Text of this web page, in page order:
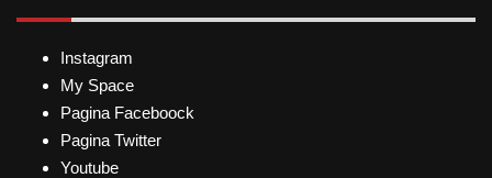
Instagram
My Space
Pagina Faceboock
Pagina Twitter
Youtube